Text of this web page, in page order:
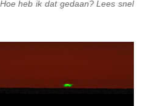
heb ik dat gedaan? Lees snel